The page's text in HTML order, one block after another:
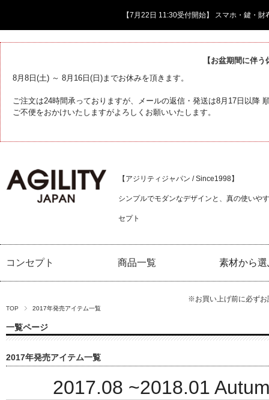
【7月22日 11:30受付開始】 スマホ・鍵・
【お盆期間に伴
8月8日(土) ～ 8月16日(日)までお休みを頂きます。
ご注文は24時間承っておりますが、メールの返信・発送は8月17日以降
ご不便をおかけいたしますがよろしくお願いいたします。
【アジリティジャパン / Since1998】
シンプルでモダンなデザインと、真の使いや
セプト
コンセプト 商品一覧 素材から選
※お買い上げ前に必ず
TOP 2017年発売アイテム一覧
一覧ページ
2017年発売アイテム一覧
2017.08 ~2018.01